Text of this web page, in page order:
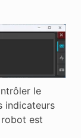
le
indicateurs
robot est